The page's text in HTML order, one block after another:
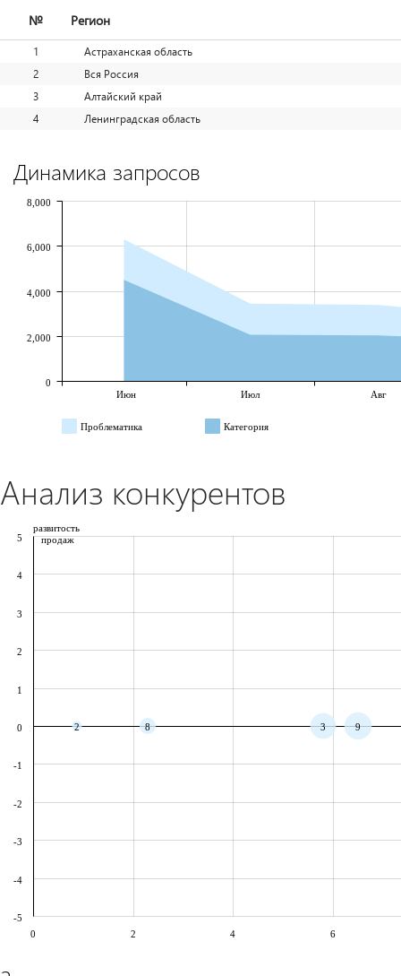
№ Регион
1
Астраханская область
2
Вся Россия
3
Алтайский край
4
Ленинградская область
Динамика запросов
Июн Июл Авг
0
2,000
4,000
6,000
8,000
Проблематика Категория
Анализ конкурентов
2 3
8 9
-5
-4
-3
-2
-1
0
1
2
3
4
5
развитость
продаж
0 2 4 6